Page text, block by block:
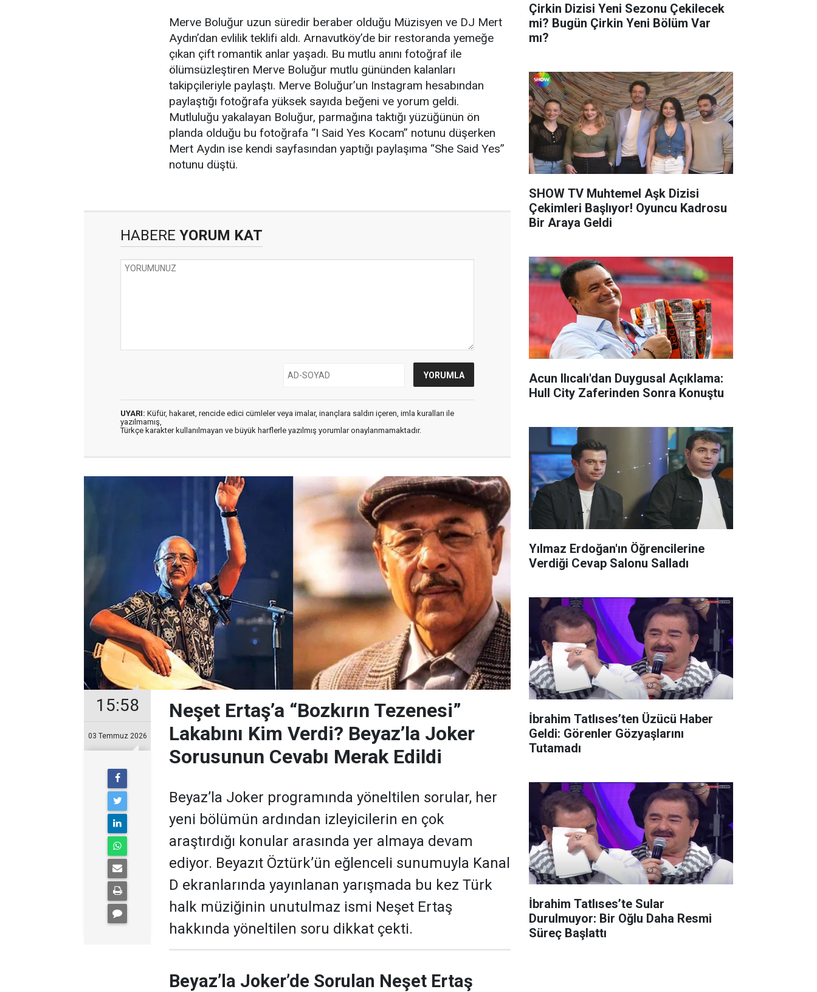
Merve Boluğur uzun süredir beraber olduğu Müzisyen ve DJ Mert
Aydın’dan evlilik teklifi aldı. Arnavutköy’de bir restoranda yemeğe
çıkan çift romantik anlar yaşadı. Bu mutlu anını fotoğraf ile
ölümsüzleştiren Merve Boluğur mutlu gününden kalanları
takipçileriyle paylaştı. Merve Boluğur’un Instagram hesabından
paylaştığı fotoğrafa yüksek sayıda beğeni ve yorum geldi.
Mutluluğu yakalayan Boluğur, parmağına taktığı yüzüğünün ön
planda olduğu bu fotoğrafa “I Said Yes Kocam” notunu düşerken
Mert Aydın ise kendi sayfasından yaptığı paylaşıma “She Said Yes”
notunu düştü.
HABERE YORUM KAT
UYARI: Küfür, hakaret, rencide edici cümleler veya imalar, inançlara saldırı içeren, imla kuralları ile
yazılmamış,
Türkçe karakter kullanılmayan ve büyük harflerle yazılmış yorumlar onaylanmamaktadır.
15:58
03 Temmuz 2026
Neşet Ertaş’a “Bozkırın Tezenesi”
Lakabını Kim Verdi? Beyaz’la Joker
Sorusunun Cevabı Merak Edildi
Beyaz’la Joker programında yöneltilen sorular, her
yeni bölümün ardından izleyicilerin en çok
araştırdığı konular arasında yer almaya devam
ediyor. Beyazıt Öztürk’ün eğlenceli sunumuyla Kanal
D ekranlarında yayınlanan yarışmada bu kez Türk
halk müziğinin unutulmaz ismi Neşet Ertaş
hakkında yöneltilen soru dikkat çekti.
Beyaz’la Joker’de Sorulan Neşet Ertaş
Çirkin Dizisi Yeni Sezonu Çekilecek
mi? Bugün Çirkin Yeni Bölüm Var
mı?
SHOW TV Muhtemel Aşk Dizisi
Çekimleri Başlıyor! Oyuncu Kadrosu
Bir Araya Geldi
Acun Ilıcalı'dan Duygusal Açıklama:
Hull City Zaferinden Sonra Konuştu
Yılmaz Erdoğan'ın Öğrencilerine
Verdiği Cevap Salonu Salladı
İbrahim Tatlıses’ten Üzücü Haber
Geldi: Görenler Gözyaşlarını
Tutamadı
İbrahim Tatlıses’te Sular
Durulmuyor: Bir Oğlu Daha Resmi
Süreç Başlattı